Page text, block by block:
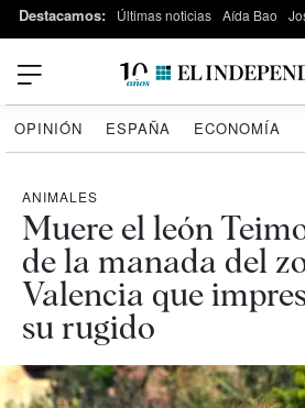
Destacamos: Últimas noticias Aída Bao
OPINIÓN ESPAÑA ECONOMÍA
ANIMALES
Muere el león
de la manada del
Valencia que
su rugido